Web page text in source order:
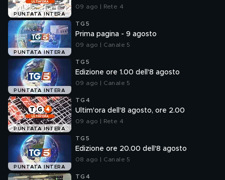
PUNTATA INTERA
09 ago | Rete 4
PUNTATA INTERA
TG5
Prima pagina - 9 agosto
09 ago | Canale 5
PUNTATA INTERA
TG5
Edizione ore 1.00 dell'8 agosto
09 ago | Canale 5
PUNTATA INTERA
TG4
Ultim'ora dell'8 agosto, ore 2.00
09 ago | Rete 4
PUNTATA INTERA
TG5
Edizione ore 20.00 dell'8 agosto
08 ago | Canale 5
TG4